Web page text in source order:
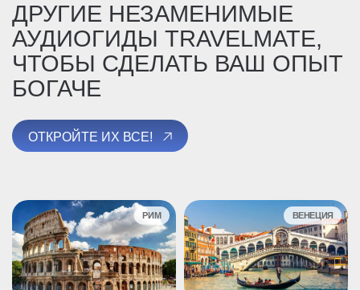
ДРУГИЕ НЕЗАМЕНИМЫЕ
АУДИОГИДЫ TRAVELMATE,
ЧТОБЫ СДЕЛАТЬ ВАШ ОПЫТ
БОГАЧЕ
ОТКРОЙТЕ ИХ ВСЕ!
РИМ ВЕНЕЦИЯ